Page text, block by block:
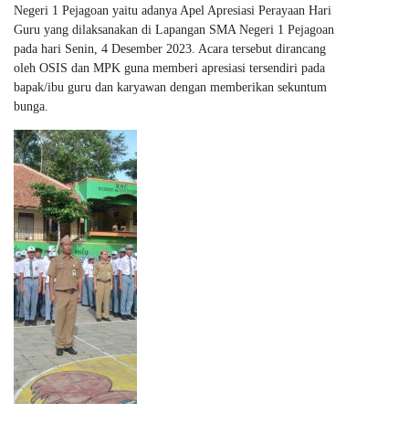
Negeri 1 Pejagoan yaitu adanya Apel Apresiasi Perayaan Hari
Guru yang dilaksanakan di Lapangan SMA Negeri 1 Pejagoan
pada hari Senin, 4 Desember 2023. Acara tersebut dirancang
oleh OSIS dan MPK guna memberi apresiasi tersendiri pada
bapak/ibu guru dan karyawan dengan memberikan sekuntum
bunga.